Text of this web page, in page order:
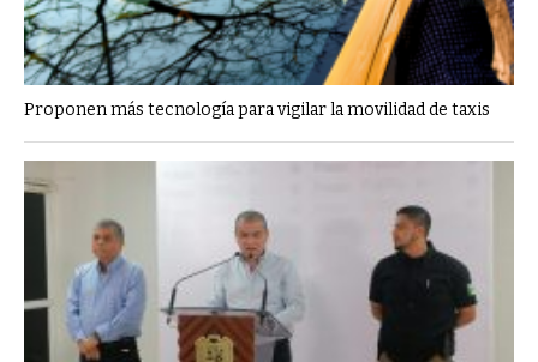
Proponen más tecnología para vigilar la movilidad de taxis